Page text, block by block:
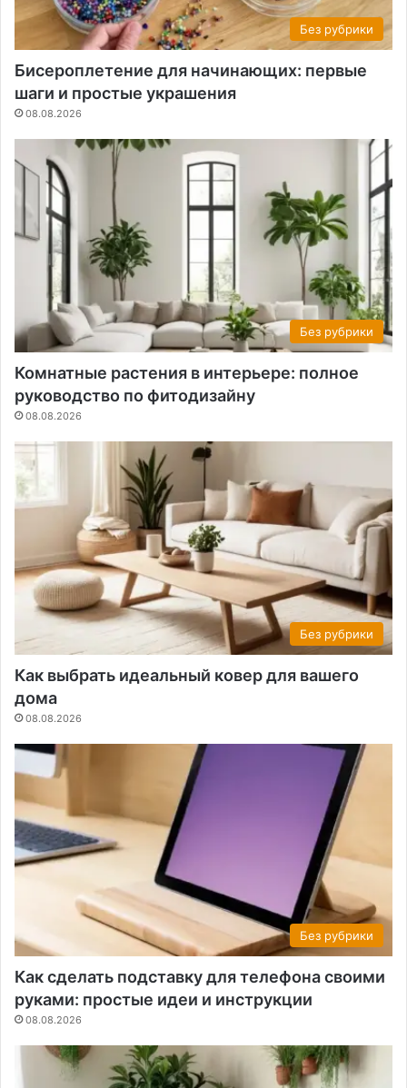
Без рубрики
Бисероплетение для начинающих: первые
шаги и простые украшения
08.08.2026
Без рубрики
Комнатные растения в интерьере: полное
руководство по фитодизайну
08.08.2026
Без рубрики
Как выбрать идеальный ковер для вашего
дома
08.08.2026
Без рубрики
Как сделать подставку для телефона своими
руками: простые идеи и инструкции
08.08.2026